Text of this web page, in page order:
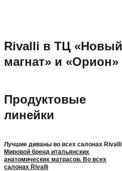
Продуктовые
линейки
Лучшие диваны во всех салонах Rivalli
Мировой бренд итальянских
анатомических матрасов. Во всех
салонах Rivalli
Rivalli в ТЦ «Новый
магнат» и «Орион»